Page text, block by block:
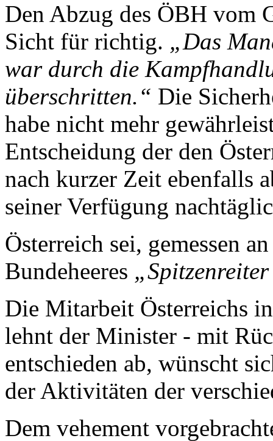
Den Abzug des ÖBH vom
Sicht für richtig. „Das
war durch die
überschritten.“ Die
habe nicht mehr
Entscheidung der den
nach kurzer Zeit ebenfalls
seiner Verfügung
Österreich sei, gemessen
Bundeheeres
Die Mitarbeit Österreichs
lehnt der Minister - mit
entschieden ab, wünscht
der Aktivitäten der
Dem vehement